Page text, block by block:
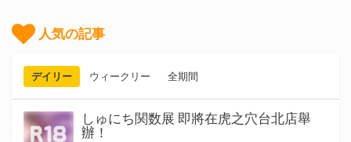
人気の記事
デイリー ウィークリー 全期間
しゅにち関数展 即將在虎之穴台北店舉
辦！